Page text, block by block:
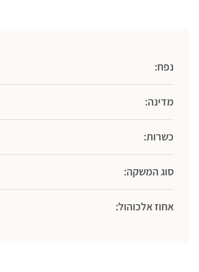
נפח:
מדינה:
כשרות:
סוג המשקה:
אחוז אלכוהול: